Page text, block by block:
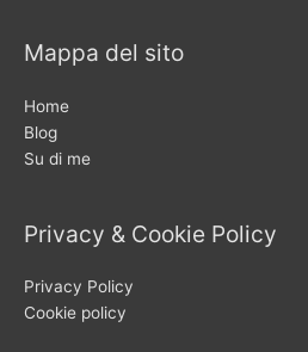
Mappa del sito
Home
Blog
Su di me
Privacy & Cookie Policy
Privacy Policy
Cookie policy